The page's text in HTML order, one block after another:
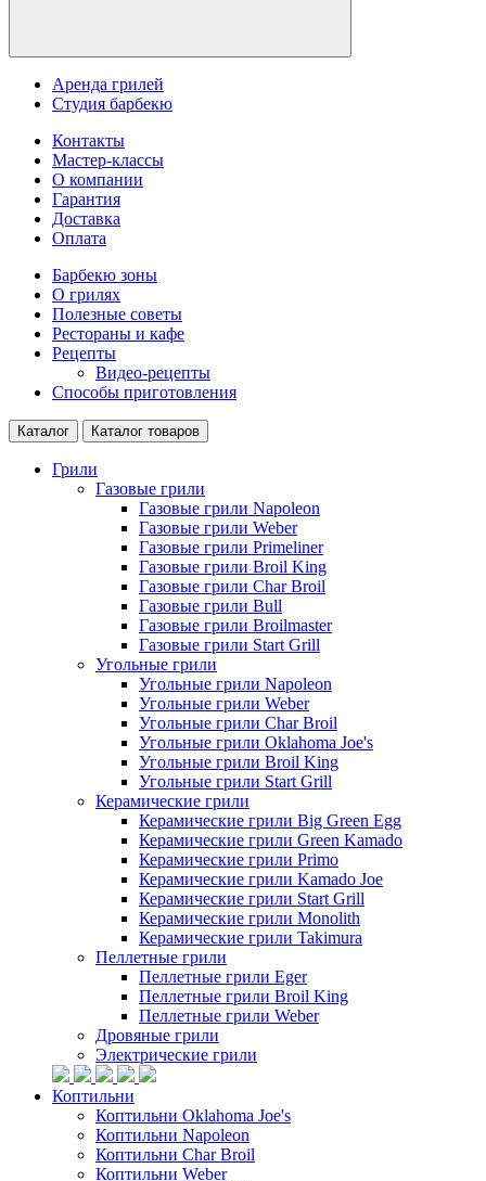
Аренда грилей
Студия барбекю
Контакты
Мастер-классы
О компании
Гарантия
Доставка
Оплата
Барбекю зоны
О грилях
Полезные советы
Рестораны и кафе
Рецепты
Видео-рецепты
Способы приготовления
Каталог Каталог товаров
Грили
Газовые грили
Газовые грили Napoleon
Газовые грили Weber
Газовые грили Primeliner
Газовые грили Broil King
Газовые грили Char Broil
Газовые грили Bull
Газовые грили Broilmaster
Газовые грили Start Grill
Угольные грили
Угольные грили Napoleon
Угольные грили Weber
Угольные грили Char Broil
Угольные грили Oklahoma Joe's
Угольные грили Broil King
Угольные грили Start Grill
Керамические грили
Керамические грили Big Green Egg
Керамические грили Green Kamado
Керамические грили Primo
Керамические грили Kamado Joe
Керамические грили Start Grill
Керамические грили Monolith
Керамические грили Takimura
Пеллетные грили
Пеллетные грили Eger
Пеллетные грили Broil King
Пеллетные грили Weber
Дровяные грили
Электрические грили
Коптильни
Коптильни Oklahoma Joe's
Коптильни Napoleon
Коптильни Char Broil
Коптильни Weber